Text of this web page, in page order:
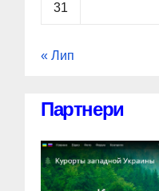
31
« Лип
Партнери